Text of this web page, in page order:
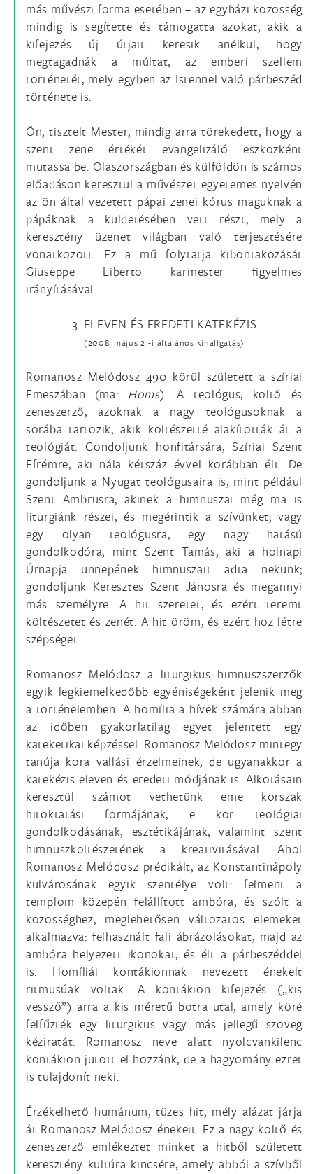
más művészi forma esetében – az egyházi közösség
mindig is segítette és támogatta azokat, akik a
kifejezés új útjait keresik anélkül, hogy
megtagadnák a múltat, az emberi szellem
történetét, mely egyben az Istennel való párbeszéd
története is.
Ön, tisztelt Mester, mindig arra törekedett, hogy a
szent zene értékét evangelizáló eszközként
mutassa be. Olaszországban és külföldön is számos
előadáson keresztül a művészet egyetemes nyelvén
az ön által vezetett pápai zenei kórus maguknak a
pápáknak a küldetésében vett részt, mely a
keresztény üzenet világban való terjesztésére
vonatkozott. Ez a mű folytatja kibontakozását
Giuseppe Liberto karmester figyelmes
irányításával.
3. ELEVEN ÉS EREDETI KATEKÉZIS
(2008. május 21-i általános kihallgatás)
Romanosz Melódosz 490 körül született a szíriai
Emeszában (ma: Homs). A teológus, költő és
zeneszerző, azoknak a nagy teológusoknak a
sorába tartozik, akik költészetté alakították át a
teológiát. Gondoljunk honfitársára, Szíriai Szent
Efrémre, aki nála kétszáz évvel korábban élt. De
gondoljunk a Nyugat teológusaira is, mint például
Szent Ambrusra, akinek a himnuszai még ma is
liturgiánk részei, és megérintik a szívünket; vagy
egy olyan teológusra, egy nagy hatású
gondolkodóra, mint Szent Tamás, aki a holnapi
Úrnapja ünnepének himnuszait adta nekünk;
gondoljunk Keresztes Szent Jánosra és megannyi
más személyre. A hit szeretet, és ezért teremt
költészetet és zenét. A hit öröm, és ezért hoz létre
szépséget.
Romanosz Melódosz a liturgikus himnuszszerzők
egyik legkiemelkedőbb egyéniségeként jelenik meg
a történelemben. A homília a hívek számára abban
az időben gyakorlatilag egyet jelentett egy
kateketikai képzéssel. Romanosz Melódosz mintegy
tanúja kora vallási érzelmeinek, de ugyanakkor a
katekézis eleven és eredeti módjának is. Alkotásain
keresztül számot vethetünk eme korszak
hitoktatási formájának, e kor teológiai
gondolkodásának, esztétikájának, valamint szent
himnuszköltészetének a kreativitásával. Ahol
Romanosz Melódosz prédikált, az Konstantinápoly
külvárosának egyik szentélye volt: felment a
templom közepén felállított ambóra, és szólt a
közösséghez, meglehetősen változatos elemeket
alkalmazva: felhasznált fali ábrázolásokat, majd az
ambóra helyezett ikonokat, és élt a párbeszéddel
is. Homíliái kontákionnak nevezett énekelt
ritmusúak voltak. A kontákion kifejezés („kis
vessző”) arra a kis méretű botra utal, amely köré
felfűzték egy liturgikus vagy más jellegű szöveg
kéziratát. Romanosz neve alatt nyolcvankilenc
kontákion jutott el hozzánk, de a hagyomány ezret
is tulajdonít neki.
Érzékelhető humánum, tüzes hit, mély alázat járja
át Romanosz Melódosz énekeit. Ez a nagy költő és
zeneszerző emlékeztet minket a hitből született
keresztény kultúra kincsére, amely abból a szívből